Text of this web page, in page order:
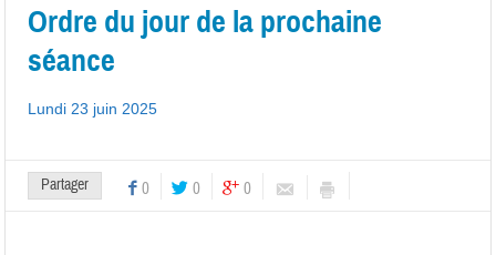
Ordre du jour de la prochaine
séance
Lundi 23 juin 2025
Partager 0 0 0